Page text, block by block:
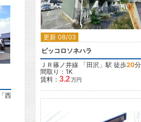
「西
更新 08/03
ピッコロソネハラ
ＪＲ篠ノ井線 「田沢 」駅 徒歩20分
間取り：1K
賃料： 3.2万円